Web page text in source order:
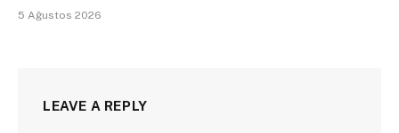
5 Ağustos 2026
LEAVE A REPLY